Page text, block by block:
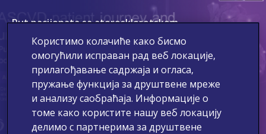
Put pacijenata sa aterosklerotskom
kardiovaskularnom bolešću i razumevanje faktora
rizika
Трајање видеа
Аудио језик
26:25
Српски
Користимо колачиће како бисмо
омогућили исправан рад веб локације,
прилагођавање садржаја и огласа,
пружање функција за друштвене мреже
и анализу саобраћаја. Информације о
томе како користите нашу веб локацију
делимо с партнерима за друштвене